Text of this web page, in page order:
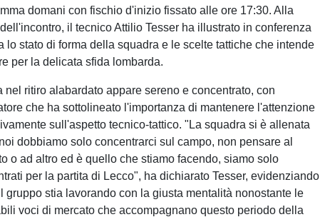
domani con fischio d'inizio fissato alle ore 17:30. Alla
il tecnico Attilio Tesser ha illustrato in conferenza
lo stato di forma della squadra e le scelte tattiche che intende
per la delicata sfida lombarda.
nel ritiro alabardato appare sereno e concentrato, con
che ha sottolineato l'importanza di mantenere l'attenzione
sull'aspetto tecnico-tattico. "La squadra si è allenata
dobbiamo solo concentrarci sul campo, non pensare al
o ad altro ed è quello che stiamo facendo, siamo solo
per la partita di Lecco", ha dichiarato Tesser, evidenziando
gruppo stia lavorando con la giusta mentalità nonostante le
voci di mercato che accompagnano questo periodo della